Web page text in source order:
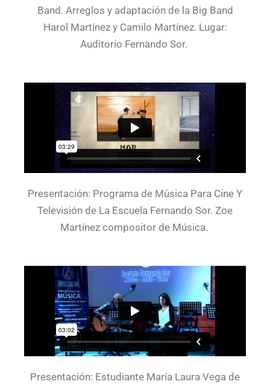
Band. Arreglos y adaptación de la Big Band
Harol Martínez y Camilo Martínez. Lugar:
Auditorio Fernando Sor.
Presentación: Programa de Música Para Cine Y
Televisión de La Escuela Fernando Sor. Zoe
Martínez compositor de Música.
Presentación: Estudiante María Laura Vega de